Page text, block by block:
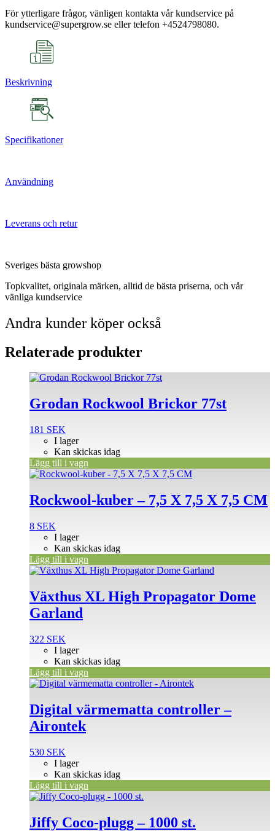
För ytterligare frågor, vänligen kontakta vår kundservice på
kundservice@supergrow.se eller telefon +4524798080.
Beskrivning
Specifikationer
Användning
Leverans och retur
Sveriges bästa growshop
Topkvalitet, originala märken, alltid de bästa priserna, och vår
vänliga kundservice
Andra kunder köper också
Relaterade produkter
Grodan Rockwool Brickor 77st
181 SEK
I lager
Kan skickas idag
Lägg till i vagn
Rockwool-kuber – 7,5 X 7,5 X 7,5 CM
8 SEK
I lager
Kan skickas idag
Lägg till i vagn
Växthus XL High Propagator Dome
Garland
322 SEK
I lager
Kan skickas idag
Lägg till i vagn
Digital värmematta controller –
Airontek
530 SEK
I lager
Kan skickas idag
Lägg till i vagn
Jiffy Coco-plugg – 1000 st.